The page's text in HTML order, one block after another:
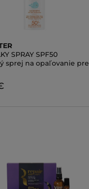
SPRAY SPF50
sprej na opaľovanie pre